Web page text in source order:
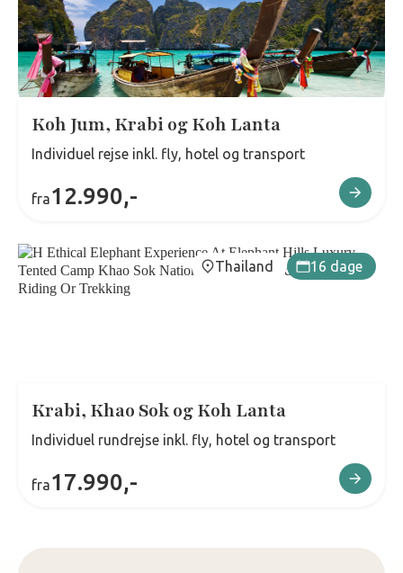
Koh Jum, Krabi og Koh Lanta
Individuel rejse inkl. fly, hotel og transport
fra12.990,-
Thailand 16 dage
Krabi, Khao Sok og Koh Lanta
Individuel rundrejse inkl. fly, hotel og transport
fra17.990,-